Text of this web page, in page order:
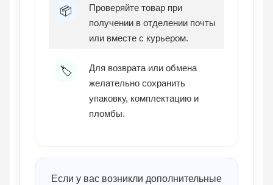
📦
Проверяйте товар при
получении в отделении почты
или вместе с курьером.
🏷️
Для возврата или обмена
желательно сохранить
упаковку, комплектацию и
пломбы.
Если у вас возникли дополнительные